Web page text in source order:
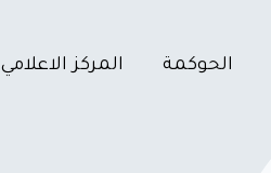
الحوكمة المركز الاعلامي